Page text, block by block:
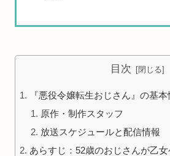
目次
『悪役令嬢転生おじさん』の基本
原作・制作スタッフ
放送スケジュールと配信情報
あらすじ：52歳のおじさんが乙